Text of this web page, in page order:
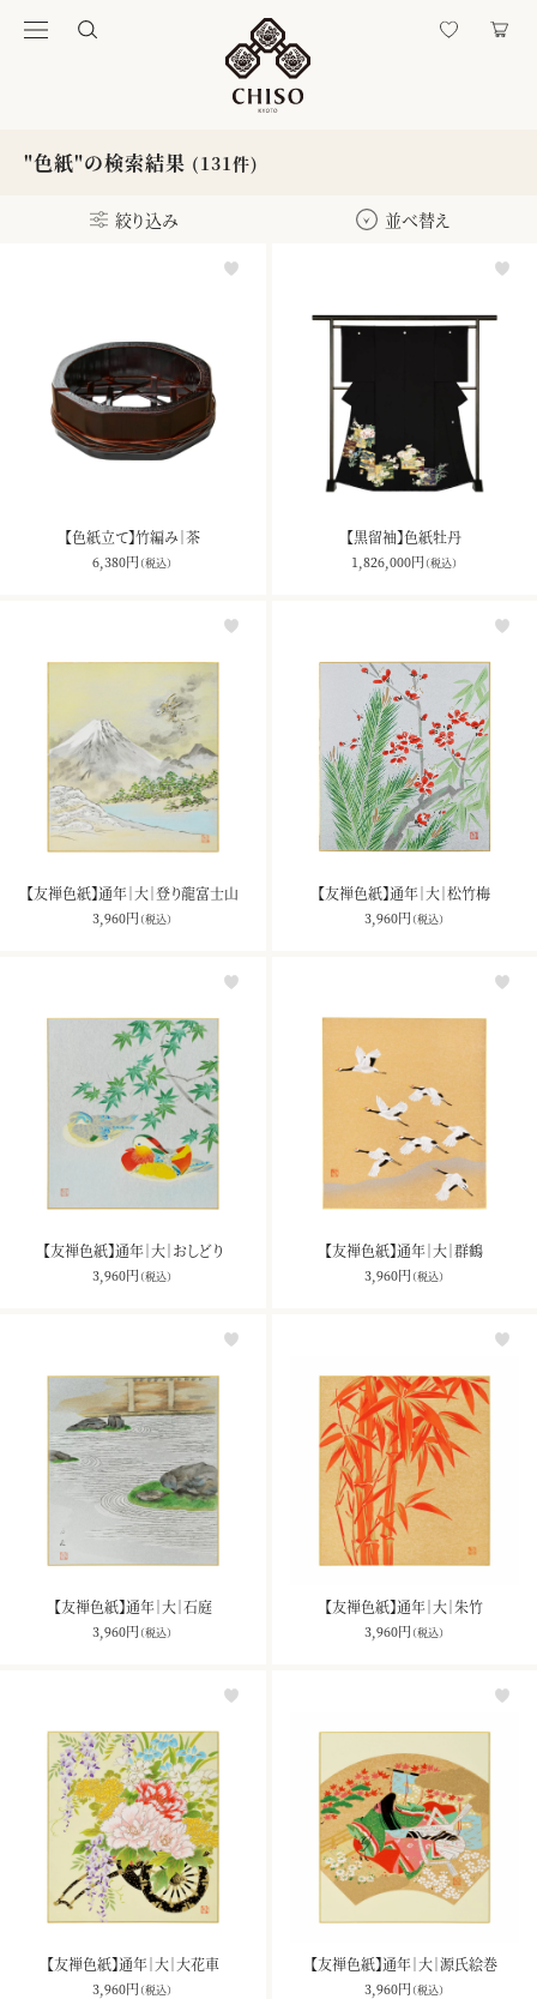
"色紙"の検索結果 (131件)
絞り込み 並べ替え
【色紙立て】竹編み｜茶
6,380円 （税込）
【黒留袖】色紙牡丹
1,826,000円 （税込）
【友禅色紙】通年｜大｜登り龍富士山
3,960円 （税込）
【友禅色紙】通年｜大｜松竹梅
3,960円 （税込）
【友禅色紙】通年｜大｜おしどり
3,960円 （税込）
【友禅色紙】通年｜大｜群鶴
3,960円 （税込）
【友禅色紙】通年｜大｜石庭
3,960円 （税込）
【友禅色紙】通年｜大｜朱竹
3,960円 （税込）
【友禅色紙】通年｜大｜大花車
3,960円 （税込）
【友禅色紙】通年｜大｜源氏絵巻
3,960円 （税込）